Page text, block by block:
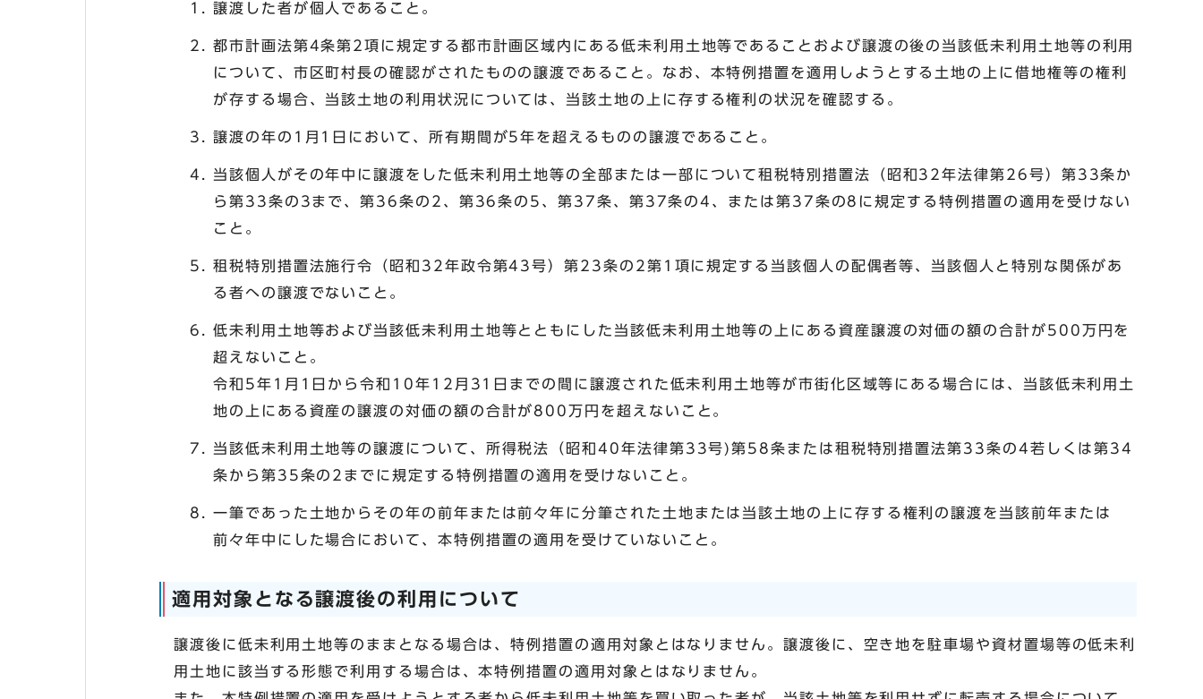
譲渡した者が個人であること。
都市計画法第4条第2項に規定する都市計画区域内にある低未利用土地等であることおよび譲渡の後の当該低未利用土地等の利用
について、市区町村長の確認がされたものの譲渡であること。なお、本特例措置を適用しようとする土地の上に借地権等の権利
が存する場合、当該土地の利用状況については、当該土地の上に存する権利の状況を確認する。
譲渡の年の1月1日において、所有期間が5年を超えるものの譲渡であること。
当該個人がその年中に譲渡をした低未利用土地等の全部または一部について租税特別措置法（昭和32年法律第26号）第33条か
ら第33条の3まで、第36条の2、第36条の5、第37条、第37条の4、または第37条の8に規定する特例措置の適用を受けない
こと。
租税特別措置法施行令（昭和32年政令第43号）第23条の2第1項に規定する当該個人の配偶者等、当該個人と特別な関係があ
る者への譲渡でないこと。
低未利用土地等および当該低未利用土地等とともにした当該低未利用土地等の上にある資産譲渡の対価の額の合計が500万円を
超えないこと。
令和5年1月1日から令和10年12月31日までの間に譲渡された低未利用土地等が市街化区域等にある場合には、当該低未利用土
地の上にある資産の譲渡の対価の額の合計が800万円を超えないこと。
当該低未利用土地等の譲渡について、所得税法（昭和40年法律第33号)第58条または租税特別措置法第33条の4若しくは第34
条から第35条の2までに規定する特例措置の適用を受けないこと。
一筆であった土地からその年の前年または前々年に分筆された土地または当該土地の上に存する権利の譲渡を当該前年または
前々年中にした場合において、本特例措置の適用を受けていないこと。
適用対象となる譲渡後の利用について
譲渡後に低未利用土地等のままとなる場合は、特例措置の適用対象とはなりません。譲渡後に、空き地を駐車場や資材置場等の低未利
用土地に該当する形態で利用する場合は、本特例措置の適用対象とはなりません。